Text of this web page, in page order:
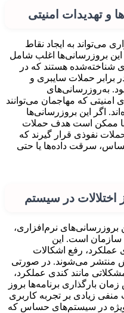
می‌تواند به ایجاد نقاط
بروزرسانی‌ها اغلب شامل
شناخته‌شده هستند که در
حملات سایبری و
به‌روزرسانی‌های
امنیتی که مهاجمان می‌توانند
اگر این بروزرسانی‌ها
ممکن است هدف حملات
نفوذی قرار گیرند که
سرقت داده‌ها یا حتی
نرم‌افزاری،
است. این
عملکرد، رفع اشکالات
منتشر می‌شوند. در صورتی
مانند کندی عملکرد،
بارگذاری برنامه‌ها بروز
منفی زیادی بر تجربه کاربری
در سیستم‌های حساس که